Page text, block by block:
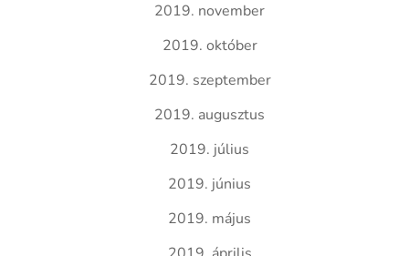
2019. november
2019. október
2019. szeptember
2019. augusztus
2019. július
2019. június
2019. május